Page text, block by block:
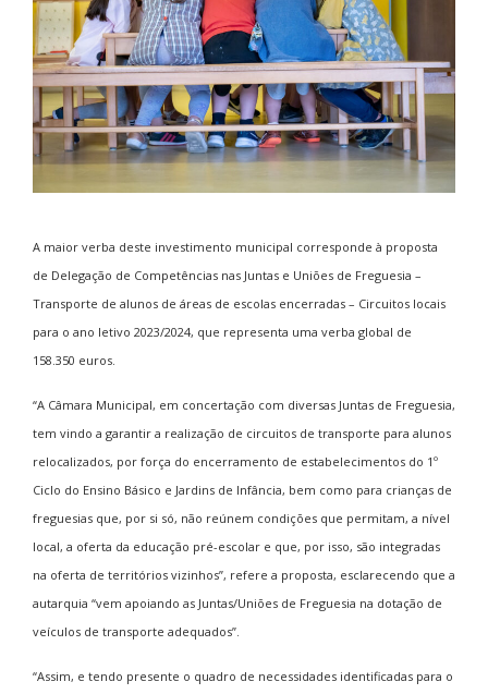
A maior verba deste investimento municipal corresponde à proposta
de Delegação de Competências nas Juntas e Uniões de Freguesia –
Transporte de alunos de áreas de escolas encerradas – Circuitos locais
para o ano letivo 2023/2024, que representa uma verba global de
158.350 euros.
“A Câmara Municipal, em concertação com diversas Juntas de Freguesia,
tem vindo a garantir a realização de circuitos de transporte para alunos
relocalizados, por força do encerramento de estabelecimentos do 1º
Ciclo do Ensino Básico e Jardins de Infância, bem como para crianças de
freguesias que, por si só, não reúnem condições que permitam, a nível
local, a oferta da educação pré-escolar e que, por isso, são integradas
na oferta de territórios vizinhos”, refere a proposta, esclarecendo que a
autarquia “vem apoiando as Juntas/Uniões de Freguesia na dotação de
veículos de transporte adequados”.
“Assim, e tendo presente o quadro de necessidades identificadas para o